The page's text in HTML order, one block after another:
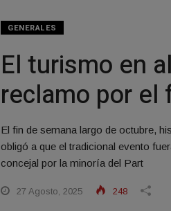
GENERALES
El turismo en
reclamo por el
El fin de semana largo de octubre,
obligó a que el tradicional evento
concejal por la minoría del Part
27 Agosto, 2025 248